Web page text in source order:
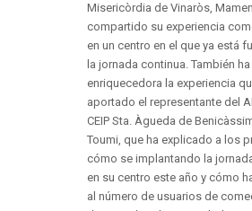
Misericòrdia de Vinaròs,
compartido su experiencia
en un centro en el que ya está
la jornada continua. También
enriquecedora la experiencia
aportado el representante del
CEIP Sta. Àgueda de
Toumi, que ha explicado a los
cómo se implantando la
en su centro este año y cómo
al número de usuarios de